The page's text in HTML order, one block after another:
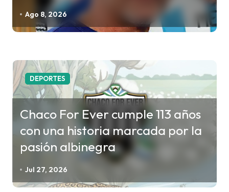
t
a
d
a
Ago 8, 2026
DEPORTES
Chaco For Ever cumple 113 años
con una historia marcada por la
pasión albinegra
Jul 27, 2026